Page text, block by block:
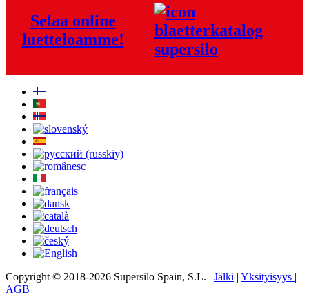
Selaa online
luetteloamme!
Copyright © 2018-2026 Supersilo Spain, S.L. | Jälki | Yksityisyys |
AGB